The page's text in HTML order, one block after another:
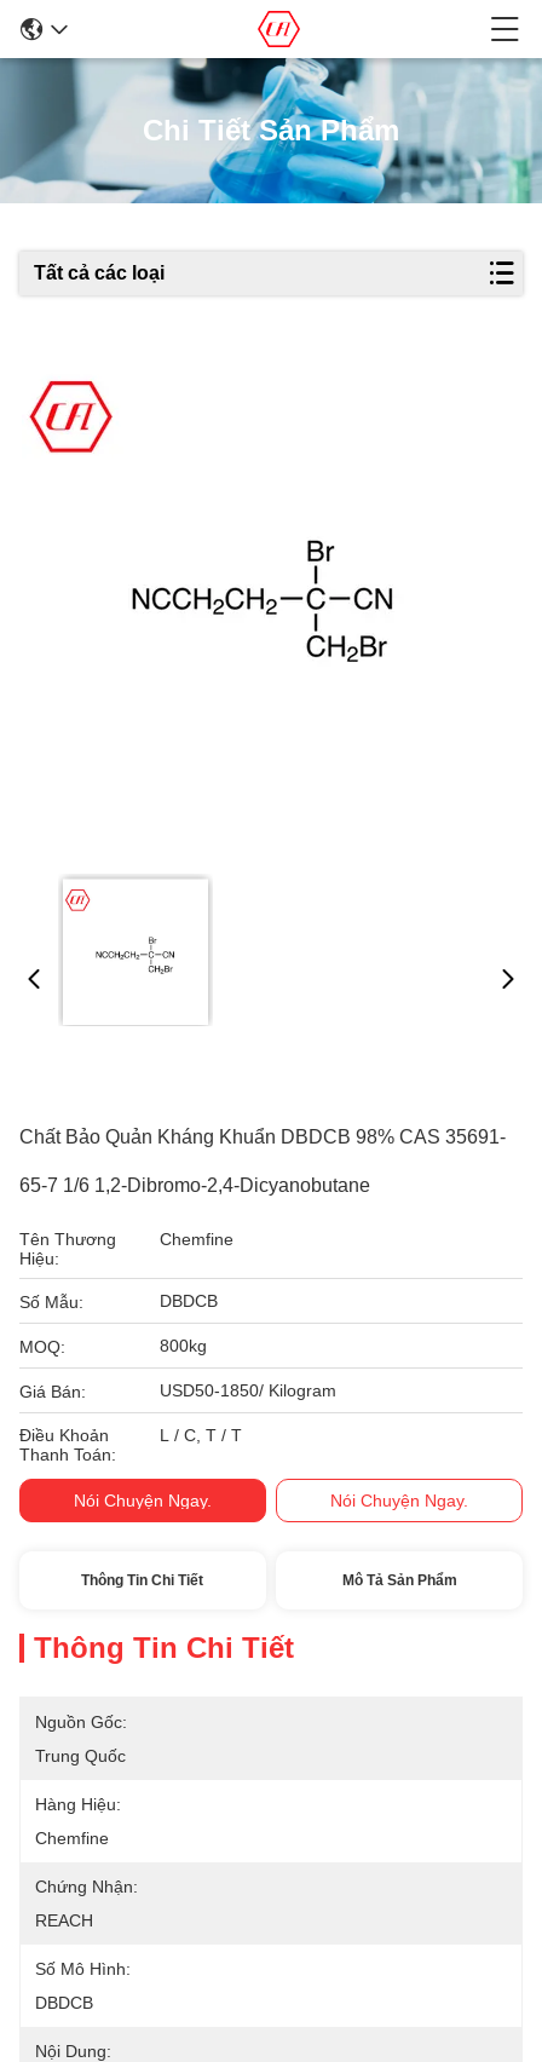
Chi Tiết Sản Phẩm
Tất cả các loại
Chất Bảo Quản Kháng Khuẩn DBDCB 98% CAS 35691-
65-7 1/6 1,2-Dibromo-2,4-Dicyanobutane
Tên Thương
Hiệu:
Chemfine
Số Mẫu: DBDCB
MOQ: 800kg
Giá Bán: USD50-1850/ Kilogram
Điều Khoản
Thanh Toán:
L / C, T / T
Nói Chuyện Ngay. Nói Chuyện Ngay.
Thông Tin Chi Tiết Mô Tả Sản Phẩm
Thông Tin Chi Tiết
Nguồn Gốc:
Trung Quốc
Hàng Hiệu:
Chemfine
Chứng Nhận:
REACH
Số Mô Hình:
DBDCB
Nội Dung: